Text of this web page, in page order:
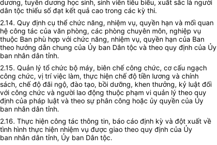
dương, tuyên dương học sinh, sinh viên tiêu biểu, xuất sắc là người
dân tộc thiểu số đạt kết quả cao trong các kỳ thi.
2.14. Quy định cụ thể chức năng, nhiệm vụ, quyền hạn và mối quan
hệ công tác của văn phòng, các phòng chuyên môn, nghiệp vụ
thuộc Ban phù hợp với chức năng, nhiệm vụ, quyền hạn của Ban
theo hướng dẫn chung của Ủy ban Dân tộc và theo quy định của Ủy
ban nhân dân tỉnh.
2.15. Quản lý tổ chức bộ máy, biên chế công chức, cơ cấu ngạch
công chức, vị trí việc làm, thực hiện chế độ tiền lương và chính
sách, chế độ đãi ngộ, đào tạo, bồi dưỡng, khen thưởng, kỷ luật đối
với công chức và người lao động thuộc phạm vi quản lý theo quy
định của pháp luật và theo sự phân công hoặc ủy quyền của Ủy
ban nhân dân tỉnh.
2.16. Thực hiện công tác thông tin, báo cáo định kỳ và đột xuất về
tình hình thực hiện nhiệm vụ được giao theo quy định của Ủy
ban nhân dân tỉnh, Ủy ban Dân tộc.